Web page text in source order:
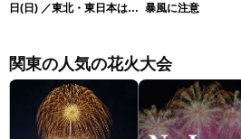
日(日) ／東北・東日本は急
衣／芳野達郎〉
暴風に注意
関東の人気の花火大会